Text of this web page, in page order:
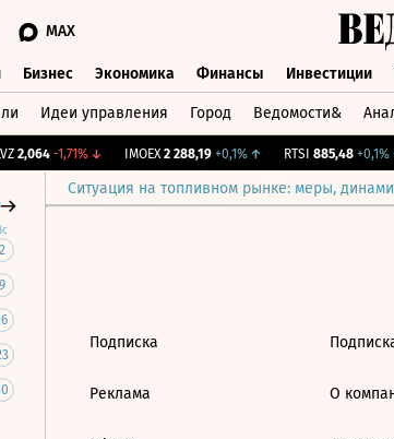
MAX
Бизнес Экономика Финансы Инвестиции
Идеи управления Город Ведомости&
2,064 -1,71%↓ IMOEX 2 288,19 +0,1%↑ RTSI 885,48 +0,1%↑
Ситуация на топливном рынке: меры,
2
9
Подписка
Реклама О